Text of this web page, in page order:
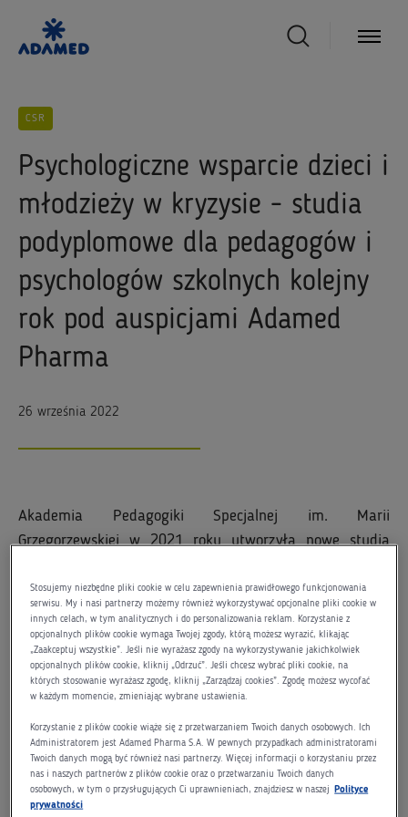
CSR
Psychologiczne wsparcie dzieci i
młodzieży w kryzysie - studia
podyplomowe dla pedagogów i
psychologów szkolnych kolejny
rok pod auspicjami Adamed
Pharma
26 września 2022
Akademia Pedagogiki Specjalnej im. Marii
Grzegorzewskiej w 2021 roku utworzyła nowe studia
w kryzysiena kierunku psychologia. Format i zakres
przekazywanej wiedzy spotkał się z niezwykle dużym
zainteresowaniem wśród słuchaczy. W tym roku
akademickim rusza kolejna edycja tych studiów i tak jak
poprzednio - partnerem jest Adamed Pharma.
Utworzenie tego kierunku studiów było odpowiedzią na
skutki jakie wywołała przedłużająca się pandemia.
Analizy pokazały, że długotrwała izolacja, nauka zdalna,
ograniczenie kontaktów bezpośrednich z rówieśnikami
Stosujemy niezbędne pliki cookie w celu zapewnienia prawidłowego funkcjonowania
serwisu. My i nasi partnerzy możemy również wykorzystywać opcjonalne pliki cookie w
innych celach, w tym analitycznych i do personalizowania reklam. Korzystanie z
opcjonalnych plików cookie wymaga Twojej zgody, którą możesz wyrazić, klikając
„Zaakceptuj wszystkie”. Jeśli nie wyrażasz zgody na wykorzystywanie jakichkolwiek
opcjonalnych plików cookie, kliknij „Odrzuć”. Jeśli chcesz wybrać pliki cookie, na
których stosowanie wyrażasz zgodę, kliknij „Zarządzaj cookies”. Zgodę możesz wycofać
w każdym momencie, zmieniając wybrane ustawienia.
Korzystanie z plików cookie wiąże się z przetwarzaniem Twoich danych osobowych. Ich
Administratorem jest Adamed Pharma S.A. W pewnych przypadkach administratorami
Twoich danych mogą być również nasi partnerzy. Więcej informacji o korzystaniu przez
nas i naszych partnerów z plików cookie oraz o przetwarzaniu Twoich danych
osobowych, w tym o przysługujących Ci uprawnieniach, znajdziesz w naszej Polityce
prywatności